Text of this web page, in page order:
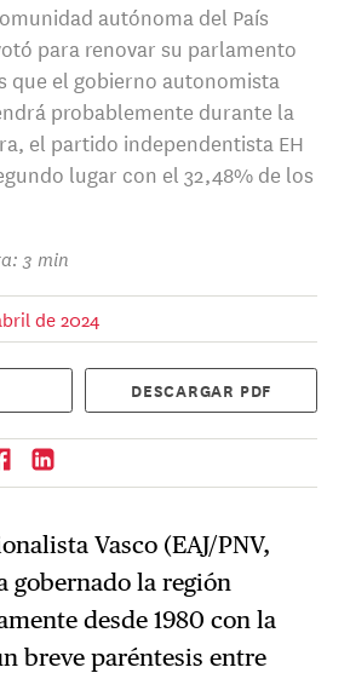
autónoma del País
para renovar su parlamento
que el gobierno autonomista
probablemente durante la
el partido independentista EH
lugar con el 32,48% de los
3 min
de 2024
DESCARGAR PDF
Vasco (EAJ/PNV,
gobernado la región
desde 1980 con la
breve paréntesis entre